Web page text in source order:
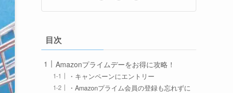
目次
Amazonプライムデーをお得に攻略！
・キャンペーンにエントリー
・Amazonプライム会員の登録も忘れずに